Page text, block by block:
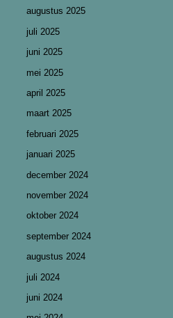
augustus 2025
juli 2025
juni 2025
mei 2025
april 2025
maart 2025
februari 2025
januari 2025
december 2024
november 2024
oktober 2024
september 2024
augustus 2024
juli 2024
juni 2024